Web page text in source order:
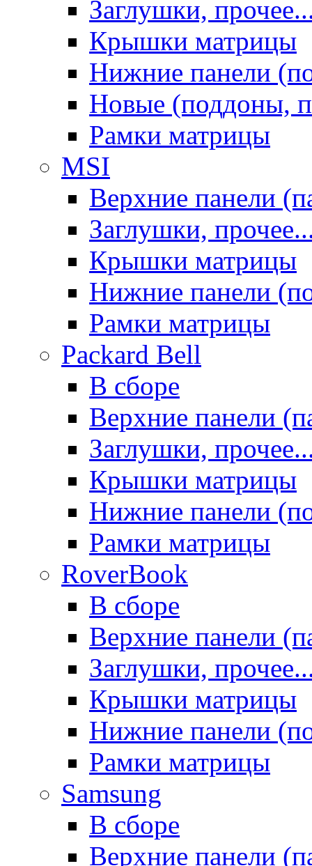
Заглушки,
Крышки матрицы
Нижние панели
Новые (поддоны,
Рамки матрицы
MSI
Верхние панели
Заглушки,
Крышки матрицы
Нижние панели
Рамки матрицы
Packard Bell
В сборе
Верхние панели
Заглушки,
Крышки матрицы
Нижние панели
Рамки матрицы
RoverBook
В сборе
Верхние панели
Заглушки,
Крышки матрицы
Нижние панели
Рамки матрицы
Samsung
В сборе
Верхние панели